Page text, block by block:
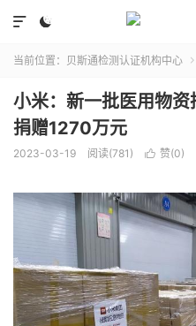


当前位置： 贝斯通检测认证机构中心 
小米：新一批医用物
捐赠1270万元
2023-03-19 阅读(781)  赞(0)